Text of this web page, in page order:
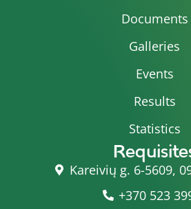
Documents
Galleries
Events
Results
Statistics
Kareivių g. 6-5609,
+370 523